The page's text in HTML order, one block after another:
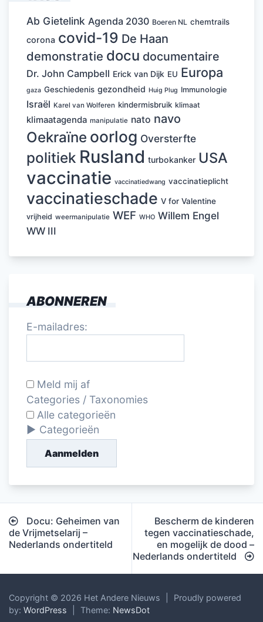
Ab Gietelink Agenda 2030 Boeren NL chemtrails
corona covid-19 De Haan
demonstratie docu documentaire
Dr. John Campbell Erick van Dijk EU Europa
gaza Geschiedenis gezondheid Huig Plug Immunologie
Israël Karel van Wolferen kindermisbruik klimaat
klimaatagenda manipulatie nato navo
Oekraïne oorlog Oversterfte
politiek Rusland turbokanker USA
vaccinatie vaccinatiedwang vaccinatieplicht
vaccinatieschade V for Valentine
vrijheid weermanipulatie WEF WHO Willem Engel
WW III
ABONNEREN
E-mailadres:
Meld mij af
Categories / Taxonomies
Alle categorieën
Categorieën
Aanmelden
Bericht
navigatie
Docu: Geheimen van
de Vrijmetselarij –
Nederlands ondertiteld
Bescherm de kinderen
tegen vaccinatieschade,
en mogelijk de dood –
Nederlands ondertiteld
Copyright © 2026 Het Andere Nieuws
Proudly powered
by: WordPress Theme: NewsDot